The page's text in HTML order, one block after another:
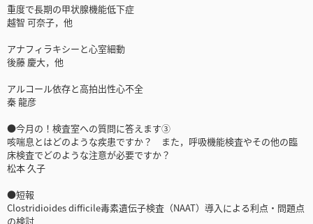
重度で長期の甲状腺機能低下症
越智 可奈子，他
アナフィラキシーと心室細動
後藤 慶大，他
アルコール依存と高拍出性心不全
秦 龍彦
●今月の！検査室への質問に答えます③
咳喘息とはどのような疾患ですか？ また，呼吸機能検査やその他の臨
床検査でどのような注意が必要ですか？
松本 久子
●短報
Clostridioides difficile毒素遺伝子検査（NAAT）導入による利点・問題点
の検討